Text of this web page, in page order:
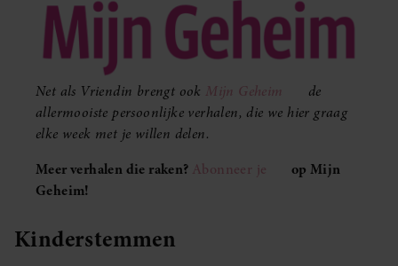
Net als Vriendin brengt ook Mijn Geheim
de
allermooiste persoonlijke verhalen, die we hier graag
elke week met je willen delen.
Meer verhalen die raken? Abonneer je
op Mijn
Geheim!
Kinderstemmen